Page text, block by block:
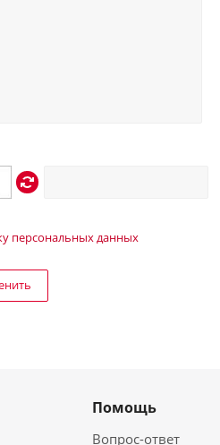
персональных данных
Помощь
Вопрос-ответ